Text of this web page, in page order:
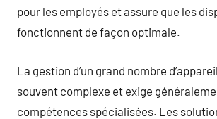
pour les employés et assure que les
fonctionnent de façon optimale.
La gestion d’un grand nombre
souvent complexe et exige
compétences spécialisées. Les